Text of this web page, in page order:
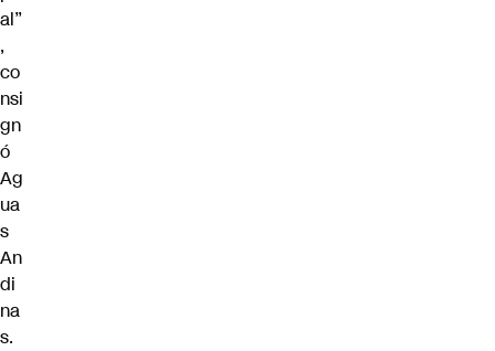
al”
,
co
nsi
gn
ó
Ag
ua
s
An
di
na
s.